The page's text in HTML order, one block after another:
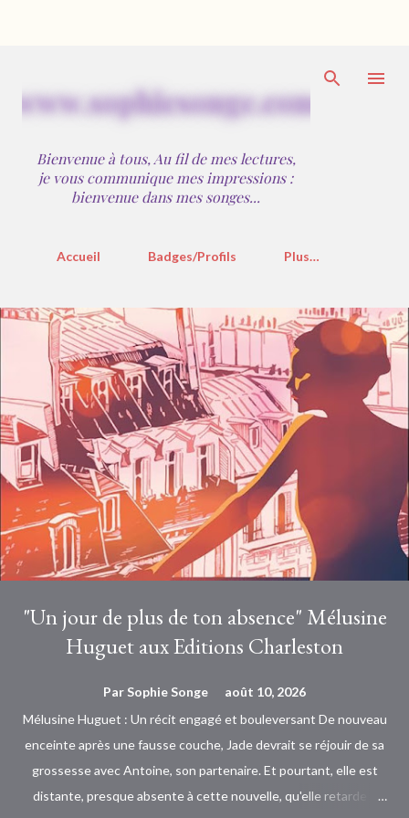
www.sophiesonge.com
Bienvenue à tous, Au fil de mes lectures,
je vous communique mes impressions :
bienvenue dans mes songes...
Accueil Badges/Profils Plus…
"Un jour de plus de ton absence" Mélusine
Huguet aux Editions Charleston
Par Sophie Songe
août 10, 2026
Mélusine Huguet : Un récit engagé et bouleversant De nouveau
enceinte après une fausse couche, Jade devrait se réjouir de sa
grossesse avec Antoine, son partenaire. Et pourtant, elle est
distante, presque absente à cette nouvelle, qu'elle retarde à